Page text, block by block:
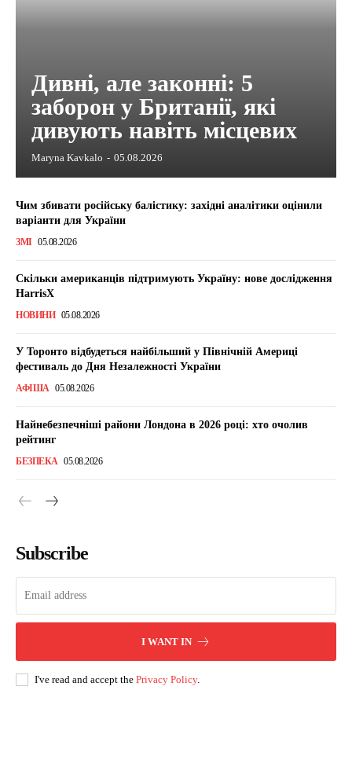
Дивні, але законні: 5
заборон у Британії, які
дивують навіть місцевих
Maryna Kavkalo - 05.08.2026
Чим збивати російську балістику: західні аналітики оцінили
варіанти для України
ЗМІ 05.08.2026
Скільки американців підтримують Україну: нове дослідження
HarrisX
НОВИНИ 05.08.2026
У Торонто відбудеться найбільший у Північній Америці
фестиваль до Дня Незалежності України
АФІША 05.08.2026
Найнебезпечніші райони Лондона в 2026 році: хто очолив
рейтинг
БЕЗПЕКА 05.08.2026
Subscribe
I WANT IN
I've read and accept the Privacy Policy.